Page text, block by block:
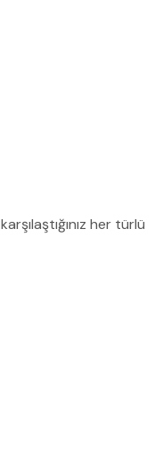
her türlü